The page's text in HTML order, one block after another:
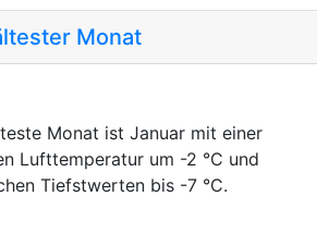
Monat
Monat ist Januar mit einer
Lufttemperatur um -2 °C und
Tiefstwerten bis -7 °C.